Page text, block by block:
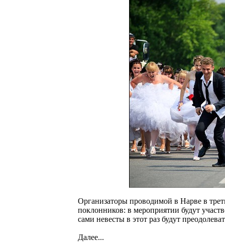
Организаторы проводимой в Нарве в
поклонников: в мероприятии будут
сами невесты в этот раз будут
Далее...